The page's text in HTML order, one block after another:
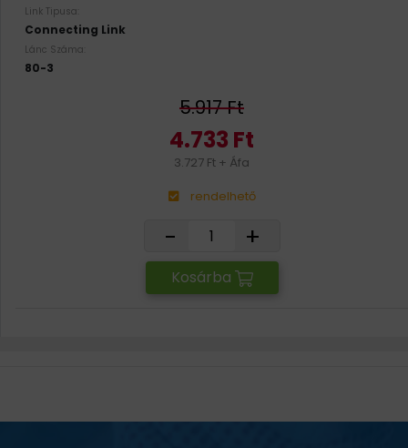
Link Tipusa:
Connecting Link
Lánc Száma:
80-3
5.917 Ft
4.733 Ft
3.727 Ft + Áfa
rendelhető
- +
Kosárba